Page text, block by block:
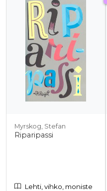
Myrskog, Stefan
Riparipassi
Lehti, vihko, moniste